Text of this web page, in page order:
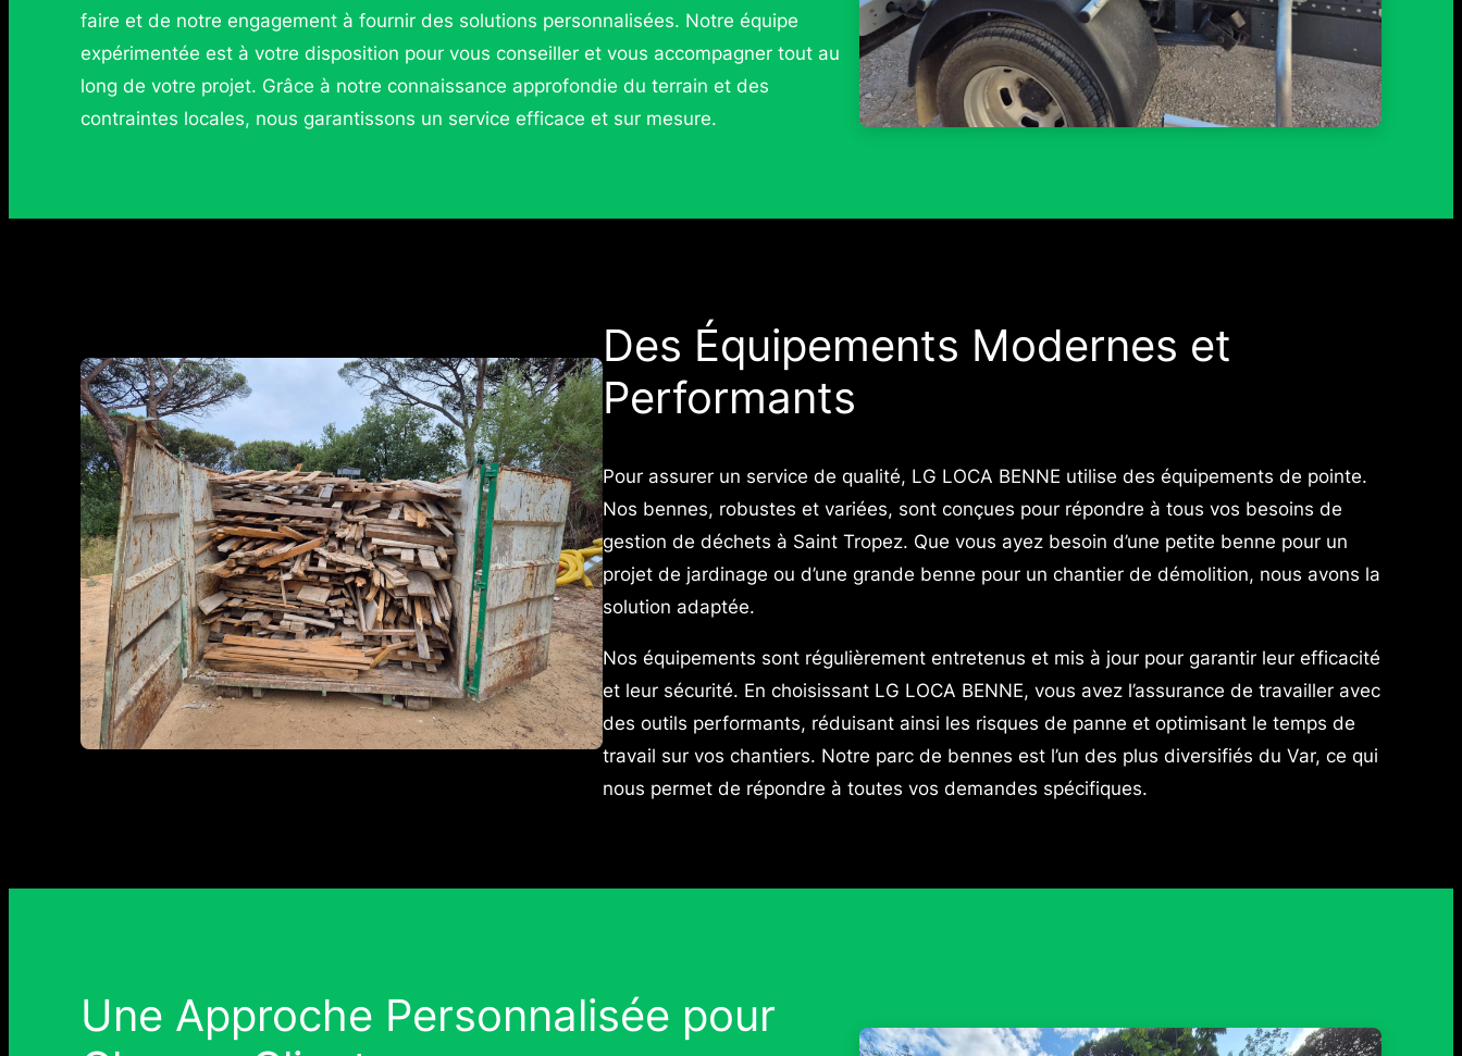
faire et de notre engagement à fournir des solutions personnalisées. Notre équipe
expérimentée est à votre disposition pour vous conseiller et vous accompagner tout au
long de votre projet. Grâce à notre connaissance approfondie du terrain et des
contraintes locales, nous garantissons un service efficace et sur mesure.
Des Équipements Modernes et
Performants
Pour assurer un service de qualité, LG LOCA BENNE utilise des équipements de pointe.
Nos bennes, robustes et variées, sont conçues pour répondre à tous vos besoins de
gestion de déchets à Saint Tropez. Que vous ayez besoin d’une petite benne pour un
projet de jardinage ou d’une grande benne pour un chantier de démolition, nous avons la
solution adaptée.
Nos équipements sont régulièrement entretenus et mis à jour pour garantir leur efficacité
et leur sécurité. En choisissant LG LOCA BENNE, vous avez l’assurance de travailler avec
des outils performants, réduisant ainsi les risques de panne et optimisant le temps de
travail sur vos chantiers. Notre parc de bennes est l’un des plus diversifiés du Var, ce qui
nous permet de répondre à toutes vos demandes spécifiques.
Une Approche Personnalisée pour